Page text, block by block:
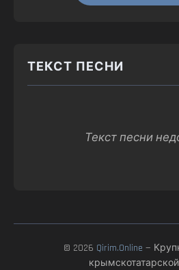
ТЕКСТ ПЕСНИ
Текст песни
© 2026 Qirim.Online —